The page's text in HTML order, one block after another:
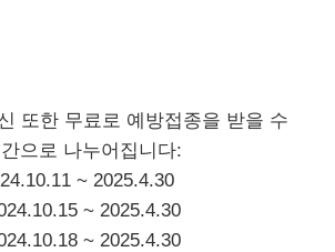
또한 무료로 예방접종을 받을 수
으로 나누어집니다:
~ 2025.4.30
~ 2025.4.30
~ 2025.4.30